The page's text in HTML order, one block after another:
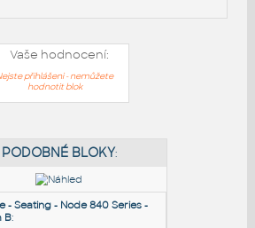
Vaše hodnocení:
přihlášeni - nemůžete
hodnotit blok